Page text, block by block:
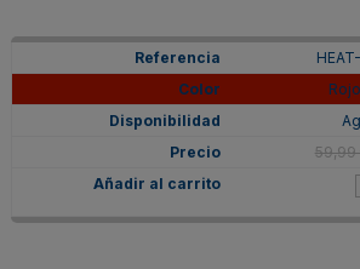
59,99